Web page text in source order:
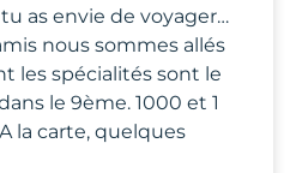
as envie de voyager…
nous sommes allés
les spécialités sont le
le 9ème. 1000 et 1
la carte, quelques